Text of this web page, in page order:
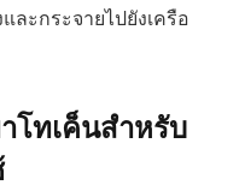
ละกระจายไปยังเครือ
โทเค็นสำหรับ